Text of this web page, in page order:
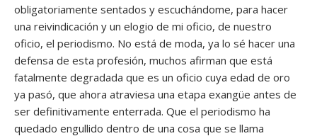
obligatoriamente sentados y escuchándome, para hacer
una reivindicación y un elogio de mi oficio, de nuestro
oficio, el periodismo. No está de moda, ya lo sé hacer una
defensa de esta profesión, muchos afirman que está
fatalmente degradada que es un oficio cuya edad de oro
ya pasó, que ahora atraviesa una etapa exangüe antes de
ser definitivamente enterrada. Que el periodismo ha
quedado engullido dentro de una cosa que se llama